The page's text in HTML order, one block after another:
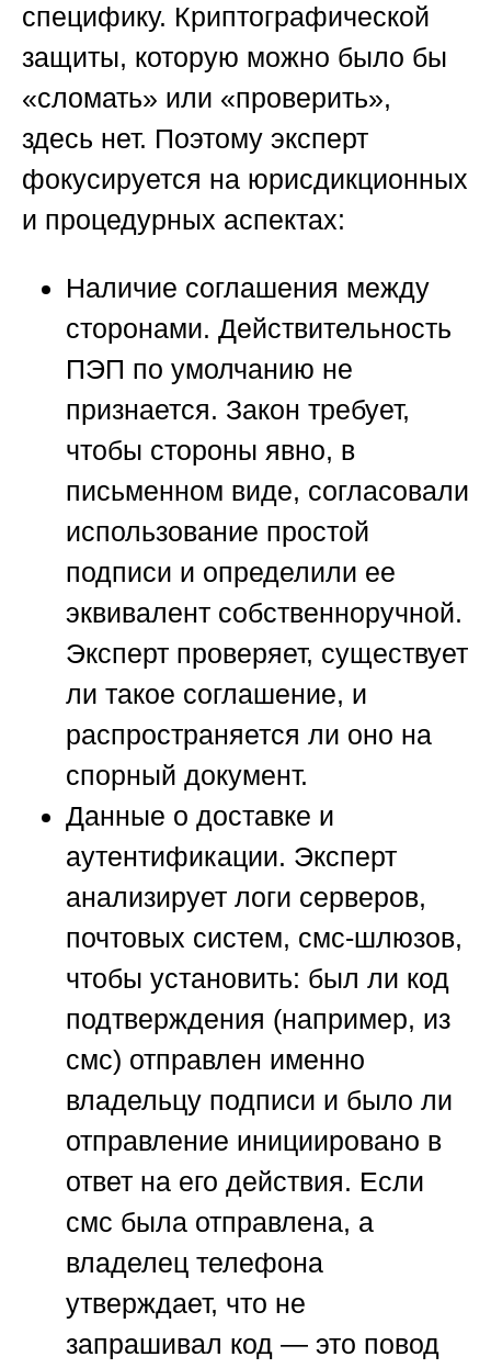
специфику. Криптографической
защиты, которую можно было бы
«сломать» или «проверить»,
здесь нет. Поэтому эксперт
фокусируется на юрисдикционных
и процедурных аспектах:
Наличие соглашения между
сторонами. Действительность
ПЭП по умолчанию не
признается. Закон требует,
чтобы стороны явно, в
письменном виде, согласовали
использование простой
подписи и определили ее
эквивалент собственноручной.
Эксперт проверяет, существует
ли такое соглашение, и
распространяется ли оно на
спорный документ.
Данные о доставке и
аутентификации. Эксперт
анализирует логи серверов,
почтовых систем, смс-шлюзов,
чтобы установить: был ли код
подтверждения (например, из
смс) отправлен именно
владельцу подписи и было ли
отправление инициировано в
ответ на его действия. Если
смс была отправлена, а
владелец телефона
утверждает, что не
запрашивал код — это повод